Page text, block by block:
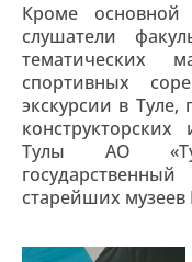
Кроме основной
слушатели
тематических
спортивных
экскурсии в
Тулы АО
старейших музеев